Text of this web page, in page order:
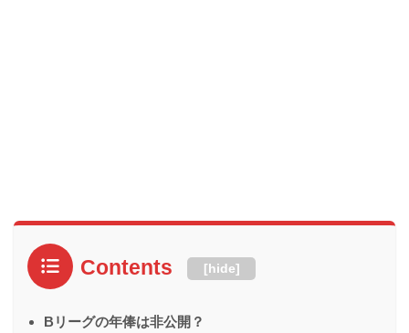
Contents [hide]
Bリーグの年俸は非公開？